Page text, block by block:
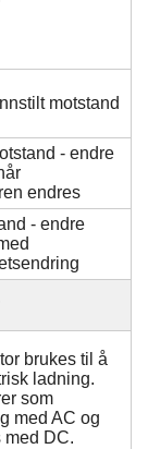
motstand
- endre
endres
- endre
brukes til å
ladning.
som
med AC og
med DC.